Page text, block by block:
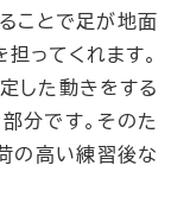
ことで足が地面
ってくれます。
した動きをする
分です。そのた
の高い練習後な